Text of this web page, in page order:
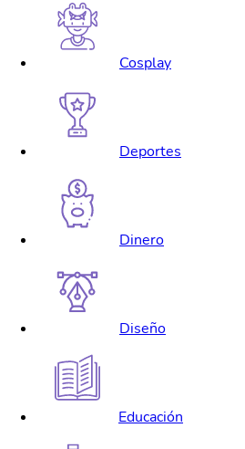
Cosplay
Deportes
Dinero
Diseño
Educación